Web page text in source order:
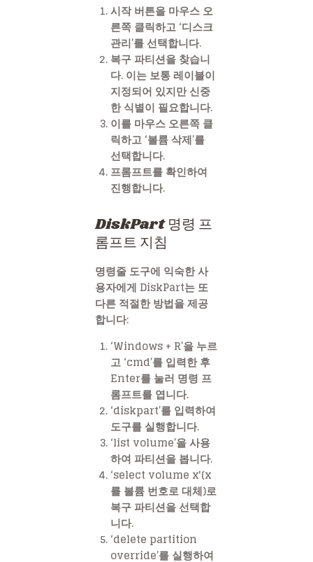
시작 버튼을 마우스 오
른쪽 클릭하고 ‘디스크
관리’를 선택합니다.
복구 파티션을 찾습니
다. 이는 보통 레이블이
지정되어 있지만 신중
한 식별이 필요합니다.
이를 마우스 오른쪽 클
릭하고 ‘볼륨 삭제’를
선택합니다.
프롬프트를 확인하여
진행합니다.
DiskPart 명령 프
롬프트 지침
명령줄 도구에 익숙한 사
용자에게 DiskPart는 또
다른 적절한 방법을 제공
합니다:
‘Windows + R’을 누르
고 ‘cmd’를 입력한 후
Enter를 눌러 명령 프
롬프트를 엽니다.
‘diskpart’를 입력하여
도구를 실행합니다.
‘list volume’을 사용
하여 파티션을 봅니다.
‘select volume x'(x
를 볼륨 번호로 대체)로
복구 파티션을 선택합
니다.
‘delete partition
override’를 실행하여